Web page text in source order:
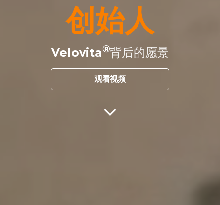
创始人
Velovita 背后的愿景
观看视频